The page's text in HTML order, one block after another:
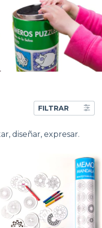
FILTRAR
diseñar, expresar.